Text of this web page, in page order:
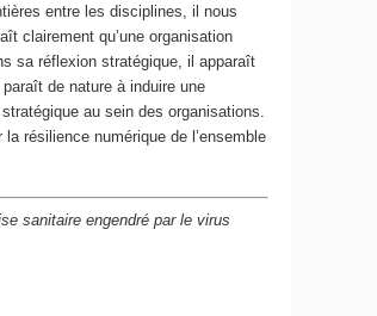
entre les disciplines, il nous
clairement qu’une organisation
sa réflexion stratégique, il apparaît
de nature à induire une
au sein des organisations.
résilience numérique de l’ensemble
sanitaire engendré par le virus